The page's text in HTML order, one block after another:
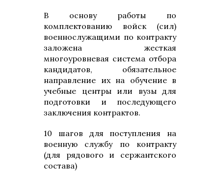
В основу работы по
комплектованию войск (сил)
военнослужащими по контракту
заложена жесткая
многоуровневая система отбора
кандидатов, обязательное
направление их на обучение в
учебные центрыили вузы для
подготовки и последующего
заключения контрактов.
10 шагов для поступления на
военную службу по контракту
(для рядового и сержантского
состава)